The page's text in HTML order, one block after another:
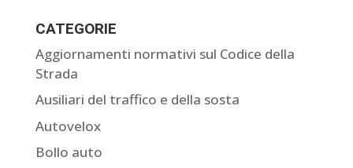
CATEGORIE
Aggiornamenti normativi sul Codice della
Strada
Ausiliari del traffico e della sosta
Autovelox
Bollo auto